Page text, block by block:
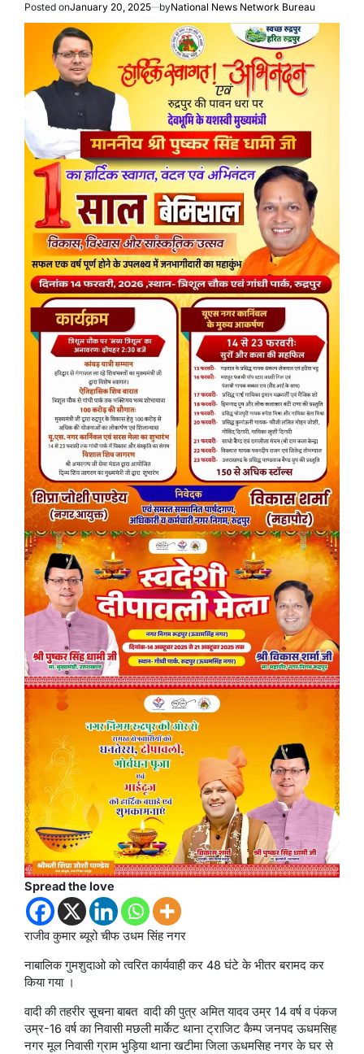
Posted onJanuary 20, 2025 byNational News Network Bureau
Spread the love
राजीव कुमार ब्यूरो चीफ उधम सिंह नगर
नाबालिक गुमशुदाओ को त्वरित कार्यवाही कर 48 घंटे के भीतर बरामद कर
किया गया ।
वादी की तहरीर सूचना बाबत वादी की पुत्र अमित यादव उम्र 14 वर्ष व पंकज
उम्र-16 वर्ष का निवासी मछली मार्केट थाना ट्राजिट कैम्प जनपद ऊधमसिह
नगर मूल निवासी ग्राम भुड़िया थाना खटीमा जिला ऊधमसिह नगर के घर से